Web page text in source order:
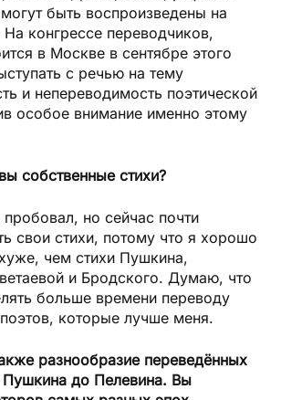
быть воспроизведены на
конгрессе переводчиков,
в Москве в сентябре этого
с речью на тему
и непереводимость поэтической
особое внимание именно этому
собственные стихи?
но сейчас почти
свои стихи, потому что я хорошо
чем стихи Пушкина,
и Бродского. Думаю, что
больше времени переводу
которые лучше меня.
разнообразие переведённых
Пушкина до Пелевина. Вы